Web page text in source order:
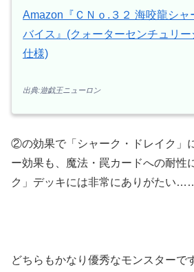
Amazon『ＣＮｏ.３２ 海咬龍シャ
バイス』(クォーターセンチュリ
仕様)
出典:遊戯王ニューロン
②の効果で「シャーク・ドレイク」
ー効果も、魔法・罠カードへの耐性
ク」デッキには非常にありがたい
どちらもかなり優秀なモンスターで